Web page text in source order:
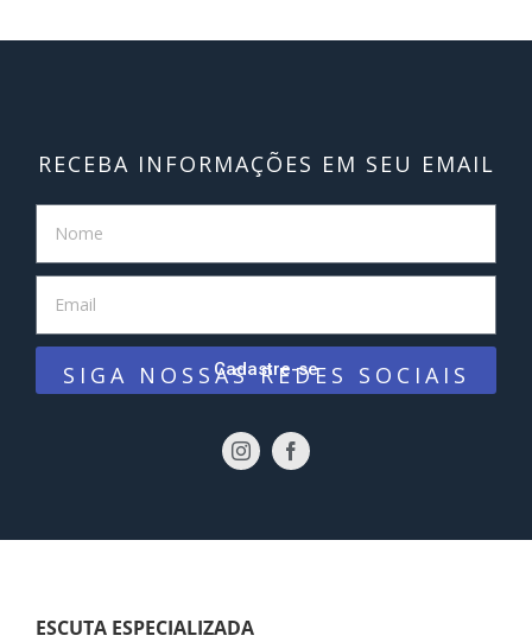
RECEBA INFORMAÇÕES EM SEU EMAIL
Cadastre-se
SIGA NOSSAS REDES SOCIAIS
ESCUTA ESPECIALIZADA